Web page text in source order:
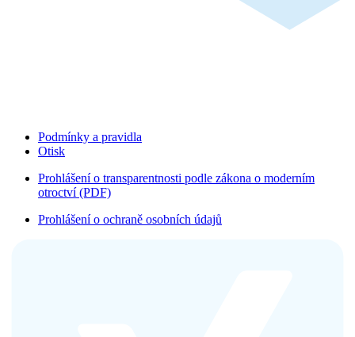
Podmínky a pravidla
Otisk
Prohlášení o transparentnosti podle zákona o moderním
otroctví (PDF)
Prohlášení o ochraně osobních údajů